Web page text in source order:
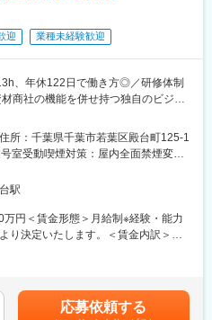
務
、課題のヒアリングから提案・受
ス
援 など
の研修プログラムを実施します。扱
、営業の基本までを基礎から学べる
します。未経験からスタートし、第
数在籍しています。
迎 業種未経験歓迎
、年休122日で働き方◎／研修体制
商社の機能を併せ持つ独自のビジネ
画提案、製造、包装資材の販売を主
いる当社にて、営業職としてご活躍
やOJTにてしっかりサポートいたしま
用ラベル、お土産品・化粧品などの
ボックスを提案します。受注後は社
所：千葉県千葉市若葉区殿台町125-1
室受動喫煙対策：屋内全面禁煙変更
（リモートワーク含む）
駅
円＜賃金形態＞月給制※経験・能力
り決定いたします。＜賃金内訳＞月
律手当を含む）＜昇給有無＞有＜残
給：年1回(2,000円～8,000円/月 ※ベ
応募依頼する